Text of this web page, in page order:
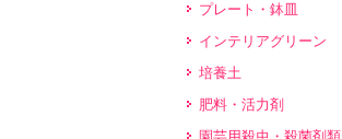
プレート・鉢皿
インテリアグリーン
培養土
肥料・活力剤